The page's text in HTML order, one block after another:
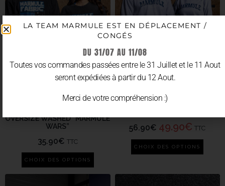
OVERSIZE WASHED “MARMULE
WARS”
35.90€ TTC
CHOIX DES OPTIONS
56.90€ 49.90€ TTC
CHOIX DES OPTIONS
LA TEAM MARMULE EST EN DÉPLACEMENT /
CONGÉS
DU 31/07 AU 11/08
Toutes vos commandes passées entre le 31 Juillet et le 11 Aout
seront expédiées à partir du 12 Aout.
Merci de votre compréhension :)